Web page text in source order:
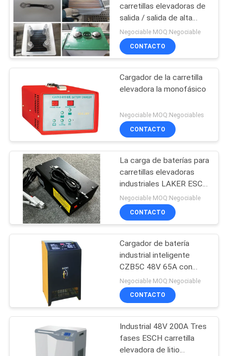
POLÍTICA
DE
PRIVACIDAD
carretillas elevadoras de
salida / salida de alta
eficiencia para baterías
Negociable MOQ:Negociable
CONTACTO
Cargador de la carretilla
elevadora la monofásico
Negociable MOQ:Negociables
CONTACTO
La carga de baterías para
carretillas elevadoras
industriales LAKER ESCH
48V80A
Negociable MOQ:Negociable
CONTACTO
Cargador de batería
industrial inteligente
CZB5C 48V 65A con
certificación CE
Negociable MOQ:Negociable
CONTACTO
Industrial 48V 200A Tres
fases ESCH carretilla
elevadora de litio